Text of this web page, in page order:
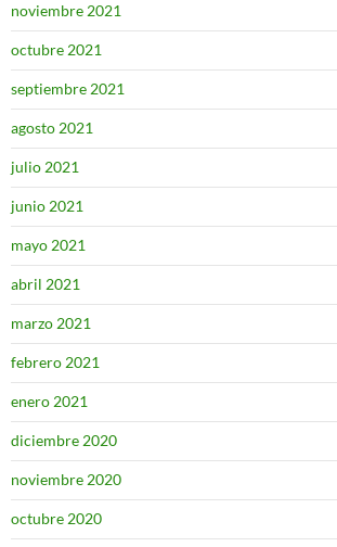
noviembre 2021
octubre 2021
septiembre 2021
agosto 2021
julio 2021
junio 2021
mayo 2021
abril 2021
marzo 2021
febrero 2021
enero 2021
diciembre 2020
noviembre 2020
octubre 2020